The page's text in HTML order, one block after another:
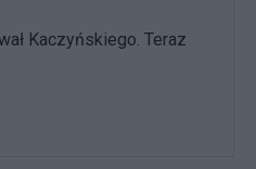
Kaczyńskiego. Teraz